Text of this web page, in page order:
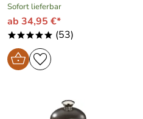
Sofort lieferbar
ab 34,95 €*
***** (53)